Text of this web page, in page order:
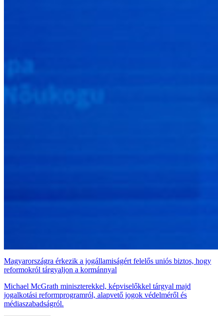
Magyarországra érkezik a jogállamiságért felelős uniós biztos, hogy
reformokról tárgyaljon a kormánnyal
Michael McGrath miniszterekkel, képviselőkkel tárgyal majd
jogalkotási reformprogramról, alapvető jogok védelméről és
médiaszabadságról.